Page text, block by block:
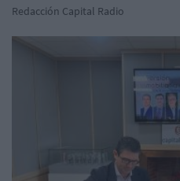
Redacción Capital Radio